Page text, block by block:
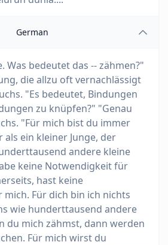
German
Was bedeutet das -- zähmen?"
die allzu oft vernachlässigt
"Es bedeutet, Bindungen
zu knüpfen?" "Genau
"Für mich bist du immer
ein kleiner Junge, der
andere kleine
keine Notwendigkeit für
hast keine
Für dich bin ich nichts
wie hunderttausend andere
du mich zähmst, dann werden
Für mich wirst du